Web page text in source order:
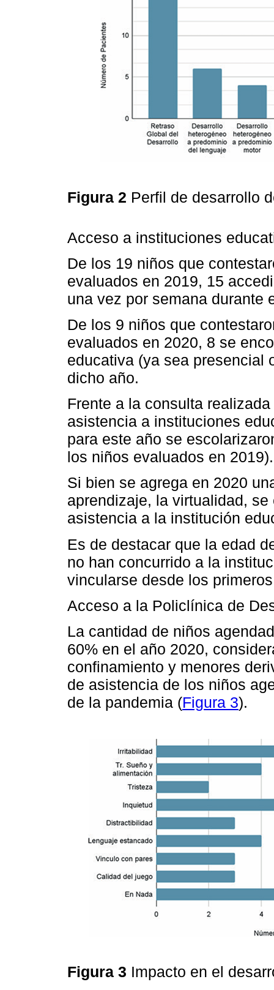
Figura 2 Perfil de desarrollo
Acceso a instituciones
De los 19 niños que
evaluados en 2019, 15
una vez por semana durante
De los 9 niños que
evaluados en 2020, 8 se
educativa (ya sea presencial
dicho año.
Frente a la consulta
asistencia a instituciones
para este año se
los niños evaluados en 2019).
Si bien se agrega en 2020
aprendizaje, la virtualidad,
asistencia a la institución
Es de destacar que la edad
no han concurrido a la
vincularse desde los
Acceso a la Policlínica de
La cantidad de niños
60% en el año 2020,
confinamiento y menores
de asistencia de los niños
de la pandemia (Figura 3).
Figura 3 Impacto en el